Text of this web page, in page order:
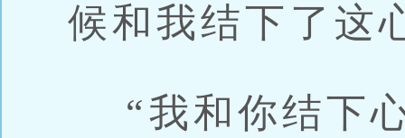
候和我结下了这
“我和你结下